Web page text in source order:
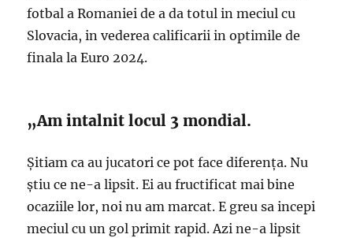
fotbal a Romaniei de a da totul in meciul cu
Slovacia, in vederea calificarii in optimile de
finala la Euro 2024.
„Am intalnit locul 3 mondial.
Şitiam ca au jucatori ce pot face diferenţa. Nu
ştiu ce ne-a lipsit. Ei au fructificat mai bine
ocaziile lor, noi nu am marcat. E greu sa incepi
meciul cu un gol primit rapid. Azi ne-a lipsit